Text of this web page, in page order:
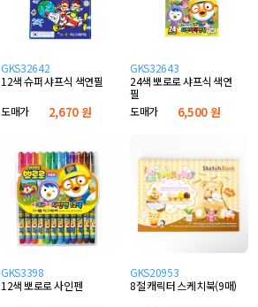
GKS32642
12색 슈퍼 샤프식 색연필
도매가
2,670 원
GKS32643
24색 뽀로로 샤프식 색연
필
도매가
6,500 원
GKS3398
12색 뽀로로 사인펜
GKS20953
8절 캐릭터 스케치북(9매)